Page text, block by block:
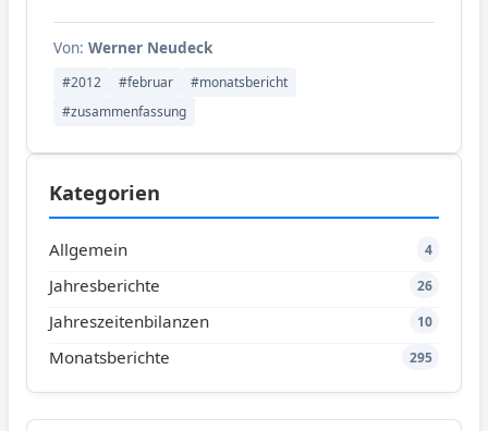
Von: Werner Neudeck
#2012 #februar
#monatsbericht
#zusammenfassung
Kategorien
Allgemein 4
Jahresberichte 26
Jahreszeitenbilanzen 10
Monatsberichte 295